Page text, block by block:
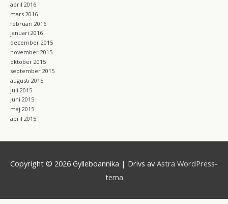
april 2016
mars 2016
februari 2016
januari 2016
december 2015
november 2015
oktober 2015
september 2015
augusti 2015
juli 2015
juni 2015
maj 2015
april 2015
Copyright © 2026 Gylleboannika | Drivs av Astra WordPress-
tema